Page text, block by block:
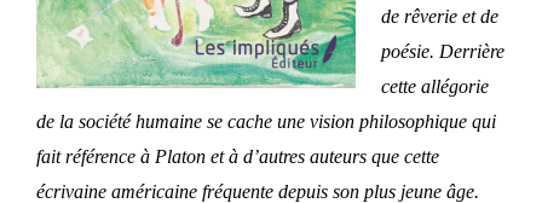
de rêverie et de
poésie. Derrière
cette allégorie
de la société humaine se cache une vision philosophique qui
fait référence à Platon et à d’autres auteurs que cette
écrivaine américaine fréquente depuis son plus jeune âge.